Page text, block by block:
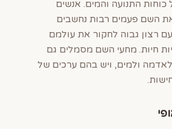
התנועה והמים. אנשים
השם פעמים רבות נחשבים
עם רצון גבוה לחקור את עולמם
חיות. מחעי השם מסמלים גם
ולמים, ויש בהם ערכים של